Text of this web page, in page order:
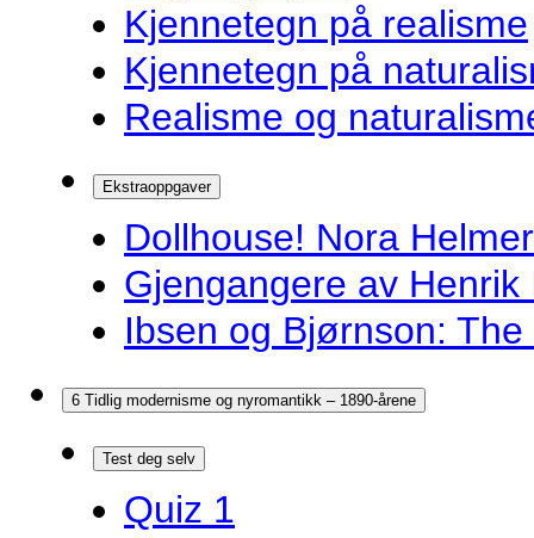
Kjennetegn på realisme
Kjennetegn på
Realisme og
Ekstraoppgaver
Dollhouse! Nora
Gjengangere av
Ibsen og Bjørnson:
6 Tidlig modernisme og nyromantikk – 1890-årene
Test deg selv
Quiz 1